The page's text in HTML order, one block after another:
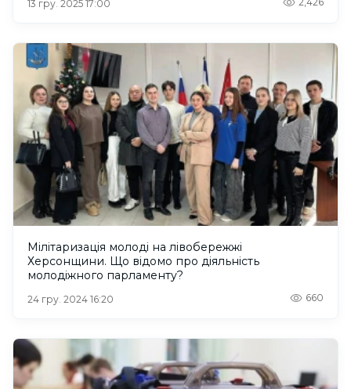
13 гру. 2025 17:00
Мілітаризація молоді на лівобережжі
Херсонщини. Що відомо про діяльність
молодіжного парламенту?
24 гру. 2024 16:20 660